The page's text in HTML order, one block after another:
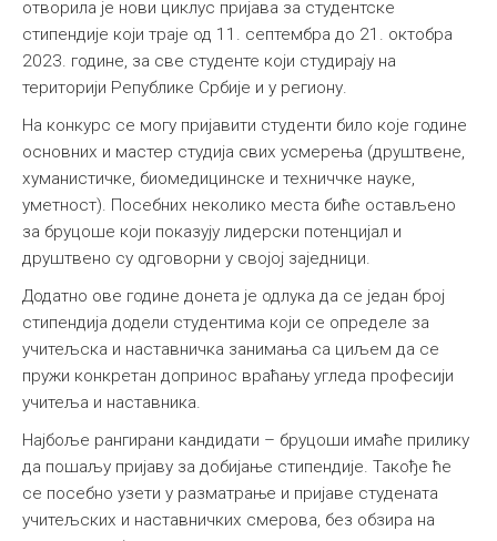
отворила је нови циклус пријава за студентске
стипендије који траје од 11. септембра до 21. октобра
2023. године, за све студенте који студирају на
територији Републике Србије и у региону.
На конкурс се могу пријавити студенти било које године
основних и мастер студија свих усмерења (друштвене,
хуманистичке, биомедицинске и техниччке науке,
уметност). Посебних неколико места биће остављено
за бруцоше који показују лидерски потенцијал и
друштвено су одговорни у својој заједници.
Додатно ове године донета је одлука да се један број
стипендија додели студентима који се определе за
учитељска и наставничка занимања са циљем да се
пружи конкретан допринос враћању угледа професији
учитеља и наставника.
Најбоље рангирани кандидати – бруцоши имаће прилику
да пошаљу пријаву за добијање стипендије. Такође ће
се посебно узети у разматрање и пријаве студената
учитељских и наставничких смерова, без обзира на